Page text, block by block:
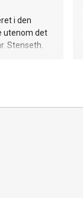
i den
utenom det
Stenseth.
for